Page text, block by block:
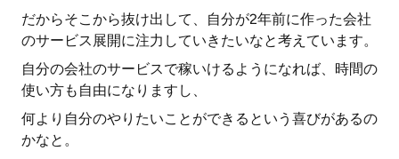
だからそこから抜け出して、自分が2年前に作った会社
のサービス展開に注力していきたいなと考えています。
自分の会社のサービスで稼いけるようになれば、時間の
使い方も自由になりますし、
何より自分のやりたいことができるという喜びがあるの
かなと。